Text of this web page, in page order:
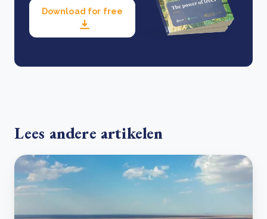
Download for free
Lees andere artikelen